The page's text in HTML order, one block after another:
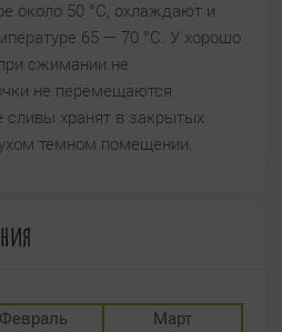
около 50 °C, охлаждают и
65 — 70 °C. У хорошо
сжимании не
не перемещаются
хранят в закрытых
темном помещении.
Февраль Март